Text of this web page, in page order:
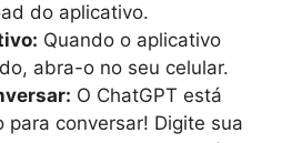
do aplicativo.
Quando o aplicativo
abra-o no seu celular.
O ChatGPT está
para conversar! Digite sua